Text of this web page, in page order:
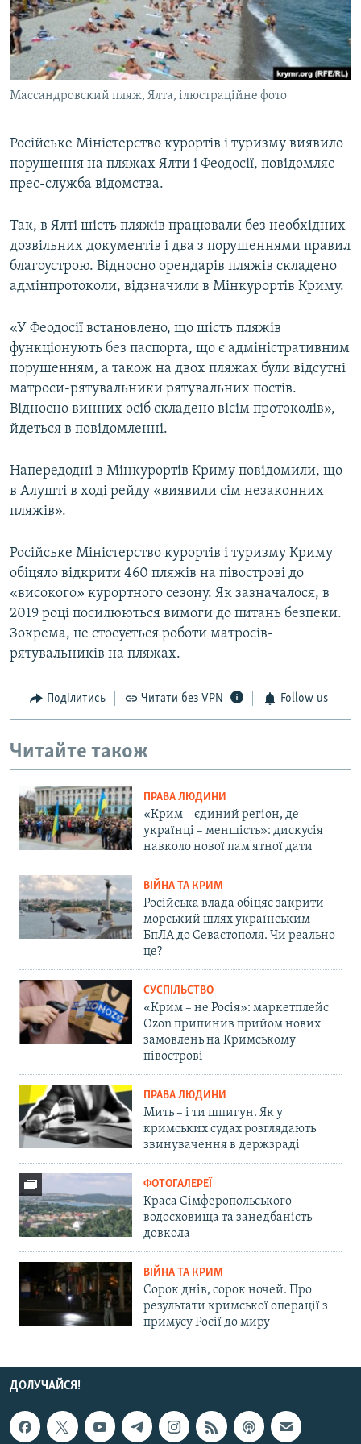
ВІДЕОУРОКИ «ELIFBE»
СВІДЧЕННЯ ОКУПАЦІЇ
УКРАЇНСЬКА ПРОБЛЕМА КРИМУ
ІНФОГРАФІКА
Русский
Qırımtatar
ДОЛУЧАЙСЯ!
Усі сайти RFE/RL
Массандровский пляж, Ялта, ілюстраційне фото
Російське Міністерство курортів і туризму виявило
порушення на пляжах Ялти і Феодосії, повідомляє
прес-служба відомства.
Так, в Ялті шість пляжів працювали без необхідних
дозвільних документів і два з порушеннями правил
благоустрою. Відносно орендарів пляжів складено
адмінпротоколи, відзначили в Мінкурортів Криму.
«У Феодосії встановлено, що шість пляжів
функціонують без паспорта, що є адміністративним
порушенням, а також на двох пляжах були відсутні
матроси-рятувальники рятувальних постів.
Відносно винних осіб складено вісім протоколів», –
йдеться в повідомленні.
Напередодні в Мінкурортів Криму повідомили, що
в Алушті в ході рейду «виявили сім незаконних
пляжів».
Російське Міністерство курортів і туризму Криму
обіцяло відкрити 460 пляжів на півострові до
«високого» курортного сезону. Як зазначалося, в
2019 році посилюються вимоги до питань безпеки.
Зокрема, це стосується роботи матросів-
рятувальників на пляжах.
Поділитись Читати без VPN Follow us
Читайте також
ПРАВА ЛЮДИНИ
«Крим – єдиний регіон, де
українці – меншість»: дискусія
навколо нової пам'ятної дати
ВІЙНА ТА КРИМ
Російська влада обіцяє закрити
морський шлях українським
БпЛА до Севастополя. Чи реально
це?
СУСПІЛЬСТВО
«Крим – не Росія»: маркетплейс
Ozon припинив прийом нових
замовлень на Кримському
півострові
ПРАВА ЛЮДИНИ
Мить – і ти шпигун. Як у
кримських судах розглядають
звинувачення в держзраді
ФОТОГАЛЕРЕЇ
Краса Сімферопольського
водосховища та занедбаність
довкола
ВІЙНА ТА КРИМ
Сорок днів, сорок ночей. Про
результати кримської операції з
примусу Росії до миру
ДОЛУЧАЙСЯ!